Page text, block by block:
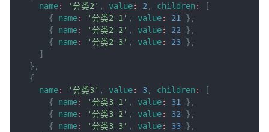
name: '分类2' , value: 2, children :
[
{
name: '分类2-1' , value: 21 } ,
{
name: '分类2-2' , value: 22 } ,
{
name: '分类2-3' , value: 23 } ,
]
} ,
{
name: '分类3' , value: 3, children :
[
{
name: '分类3-1' , value: 31 } ,
{
name: '分类3-2' , value: 32 } ,
{
name: '分类3-3' , value: 33 } ,